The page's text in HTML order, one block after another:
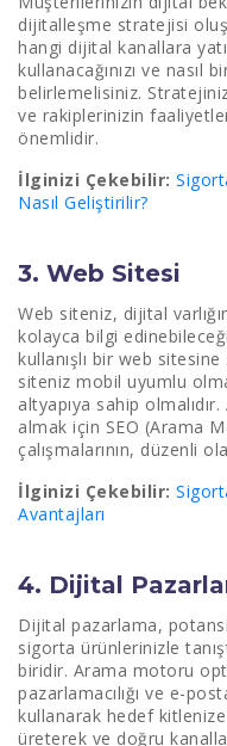
dijitalleşme stratejisi
hangi dijital kanallara
kullanacağınızı ve nasıl
belirlemelisiniz.
ve rakiplerinizin
önemlidir.
İlginizi Çekebilir:
Nasıl Geliştirilir?
3. Web Sitesi
Web siteniz, dijital
kolayca bilgi
kullanışlı bir web
siteniz mobil uyumlu
altyapıya sahip
almak için SEO (Arama
çalışmalarının, düzenli
İlginizi Çekebilir:
Avantajları
4. Dijital
Dijital pazarlama,
sigorta ürünlerinizle
biridir. Arama motoru
pazarlamacılığı ve e-
kullanarak hedef
üreterek ve doğru